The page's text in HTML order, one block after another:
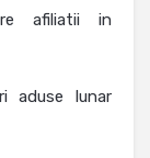
afiliatii in
aduse lunar